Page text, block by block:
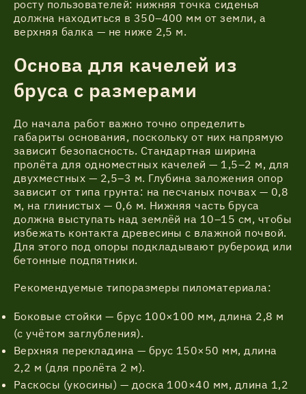
росту пользователей: нижняя точка сиденья
должна находиться в 350–400 мм от земли, а
верхняя балка — не ниже 2,5 м.
Основа для качелей из
бруса с размерами
До начала работ важно точно определить
габариты основания, поскольку от них напрямую
зависит безопасность. Стандартная ширина
пролёта для одноместных качелей — 1,5–2 м, для
двухместных — 2,5–3 м. Глубина заложения опор
зависит от типа грунта: на песчаных почвах — 0,8
м, на глинистых — 0,6 м. Нижняя часть бруса
должна выступать над землёй на 10–15 см, чтобы
избежать контакта древесины с влажной почвой.
Для этого под опоры подкладывают рубероид или
бетонные подпятники.
Рекомендуемые типоразмеры пиломатериала:
Боковые стойки — брус 100×100 мм, длина 2,8 м
(с учётом заглубления).
Верхняя перекладина — брус 150×50 мм, длина
2,2 м (для пролёта 2 м).
Раскосы (укосины) — доска 100×40 мм, длина 1,2